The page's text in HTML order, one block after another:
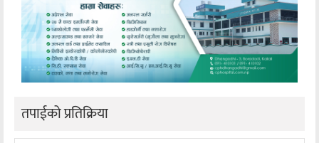
तपाईको प्रतिक्रिया